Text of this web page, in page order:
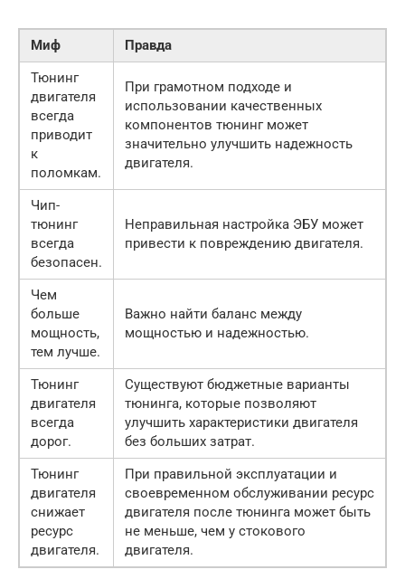
Миф
Правда
Тюнинг
двигателя
всегда
приводит
к
поломкам.
При грамотном подходе и
использовании качественных
компонентов тюнинг может
значительно улучшить надежность
двигателя.
Чип-
тюнинг
всегда
безопасен.
Неправильная настройка ЭБУ может
привести к повреждению двигателя.
Чем
больше
мощность,
тем лучше.
Важно найти баланс между
мощностью и надежностью.
Тюнинг
двигателя
всегда
дорог.
Существуют бюджетные варианты
тюнинга, которые позволяют
улучшить характеристики двигателя
без больших затрат.
Тюнинг
двигателя
снижает
ресурс
двигателя.
При правильной эксплуатации и
своевременном обслуживании ресурс
двигателя после тюнинга может быть
не меньше, чем у стокового
двигателя.